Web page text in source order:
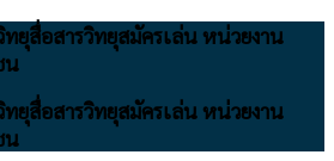
ยุสื่อสารวิทยุสมัครเล่น หน่วยงาน
น
ยุสื่อสารวิทยุสมัครเล่น หน่วยงาน
น